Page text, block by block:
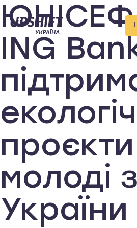
Upshift
–
Україна
ЮНІСЕФ
ING
проєкти
молоді з
України